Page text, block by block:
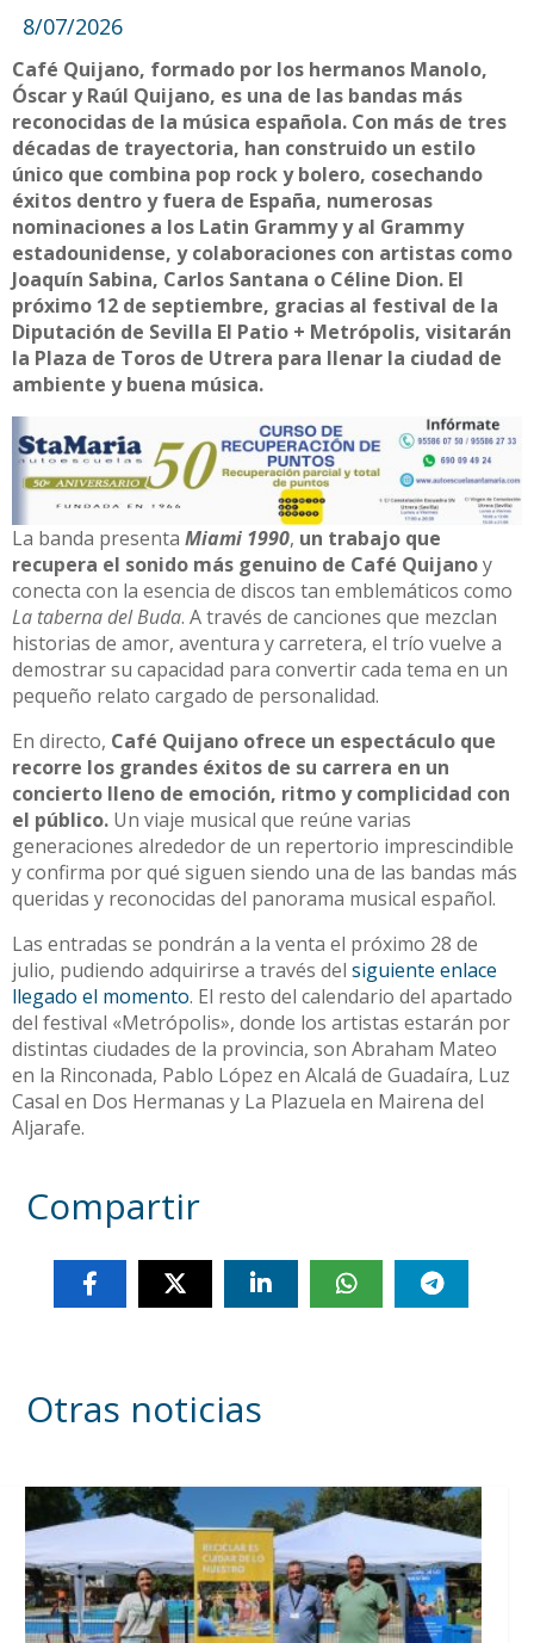
8/07/2026
Café Quijano, formado por los hermanos Manolo,
Óscar y Raúl Quijano, es una de las bandas más
reconocidas de la música española. Con más de tres
décadas de trayectoria, han construido un estilo
único que combina pop rock y bolero, cosechando
éxitos dentro y fuera de España, numerosas
nominaciones a los Latin Grammy y al Grammy
estadounidense, y colaboraciones con artistas como
Joaquín Sabina, Carlos Santana o Céline Dion. El
próximo 12 de septiembre, gracias al festival de la
Diputación de Sevilla El Patio + Metrópolis, visitarán
la Plaza de Toros de Utrera para llenar la ciudad de
ambiente y buena música.
La banda presenta Miami 1990, un trabajo que
recupera el sonido más genuino de Café Quijanoy
conecta con la esencia de discos tan emblemáticos como
La taberna del Buda. A través de canciones que mezclan
historias de amor, aventura y carretera, el trío vuelve a
demostrar su capacidad para convertir cada tema en un
pequeño relato cargado de personalidad.
En directo, Café Quijano ofrece un espectáculo que
recorre los grandes éxitos de su carrera en un
concierto lleno de emoción, ritmo y complicidad con
el público. Un viaje musical que reúne varias
generaciones alrededor de un repertorio imprescindible
y confirma por qué siguen siendo una de las bandas más
queridas y reconocidas del panorama musical español.
Las entradas se pondrán a la venta el próximo 28 de
julio, pudiendo adquirirse a través del siguiente enlace
llegado el momento. El resto del calendario del apartado
del festival «Metrópolis», donde los artistas estarán por
distintas ciudades de la provincia, son Abraham Mateo
en la Rinconada, Pablo López en Alcalá de Guadaíra, Luz
Casal en Dos Hermanas y La Plazuela en Mairena del
Aljarafe.
Compartir
Otras noticias